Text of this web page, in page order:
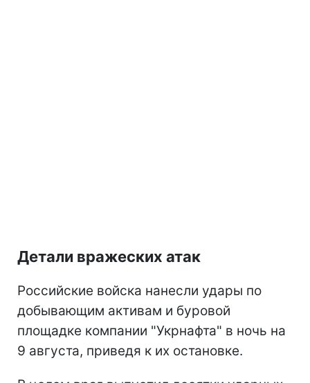
Детали вражеских атак
Российские войска нанесли удары по
добывающим активам и буровой
площадке компании "Укрнафта" в ночь на
9 августа, приведя к их остановке.